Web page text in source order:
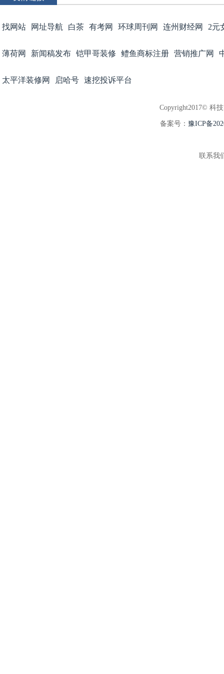
找网站 网址导航 白茶 有考网 环球周刊网 连州财经网 2元
薄荷网 新闻稿发布 铠甲哥装修 鳢鱼商标注册 营销推广网
太平洋装修网 启哈号 速挖投诉平台
Copyright2017© 科
备案号： 豫ICP备
联系我